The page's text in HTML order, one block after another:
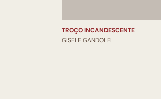
TROÇO INCANDESCENTE
GISELE GANDOLFI